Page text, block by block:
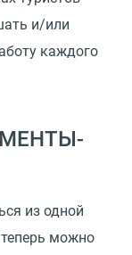
и/или
каждого
из одной
можно